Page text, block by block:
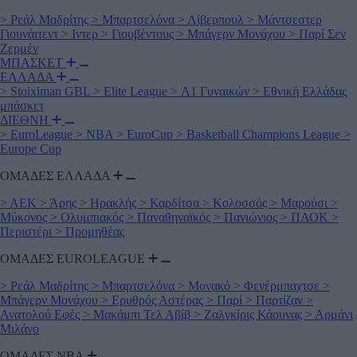
> Ρεάλ Μαδρίτης > Μπαρτσελόνα > Λίβερπουλ > Μάντσεστερ
Γιουνάιτεντ > Ιντερ > Γιουβέντους > Μπάγερν Μονάχου > Παρί Σεν
Ζερμέν
ΜΠΑΣΚΕΤ
ΕΛΛΑΔΑ
> Stoiximan GBL > Elite League > Α1 Γυναικών > Εθνική Ελλάδας
μπάσκετ
ΔΙΕΘΝΗ
> EuroLeague > NBA > EuroCup > Basketball Champions League >
Europe Cup
ΟΜΑΔΕΣ ΕΛΛΑΔΑ
> ΑΕΚ > Άρης > Ηρακλής > Καρδίτσα > Κολοσσός > Μαρούσι >
Μύκονος > Ολυμπιακός > Παναθηναϊκός > Πανιώνιος > ΠΑΟΚ >
Περιστέρι > Προμηθέας
ΟΜΑΔΕΣ EUROLEAGUE
> Ρεάλ Μαδρίτης > Μπαρτσελόνα > Μονακό > Φενέρμπαχτσε >
Μπάγερν Μονάχου > Ερυθρός Αστέρας > Παρί > Παρτίζαν >
Ανατολού Εφές > Μακάμπι Τελ Αβίβ > Ζαλγκίρις Κάουνας > Αρμάνι
Μιλάνο